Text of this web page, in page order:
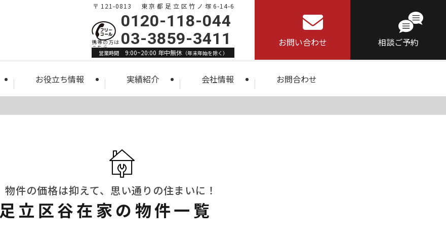
お役立ち情報 実績紹介 会社情報 お問合わせ
〒121-0813 東京都足立区竹ノ塚6-14-6
0120-118-044
03-3859-3411
営業時間9:00~20:00 年中無休（年末年始を除く）
お問い合わせ 相談ご予約
物件の価格は抑えて、思い通りの住まいに！
足立区谷在家の物件一覧